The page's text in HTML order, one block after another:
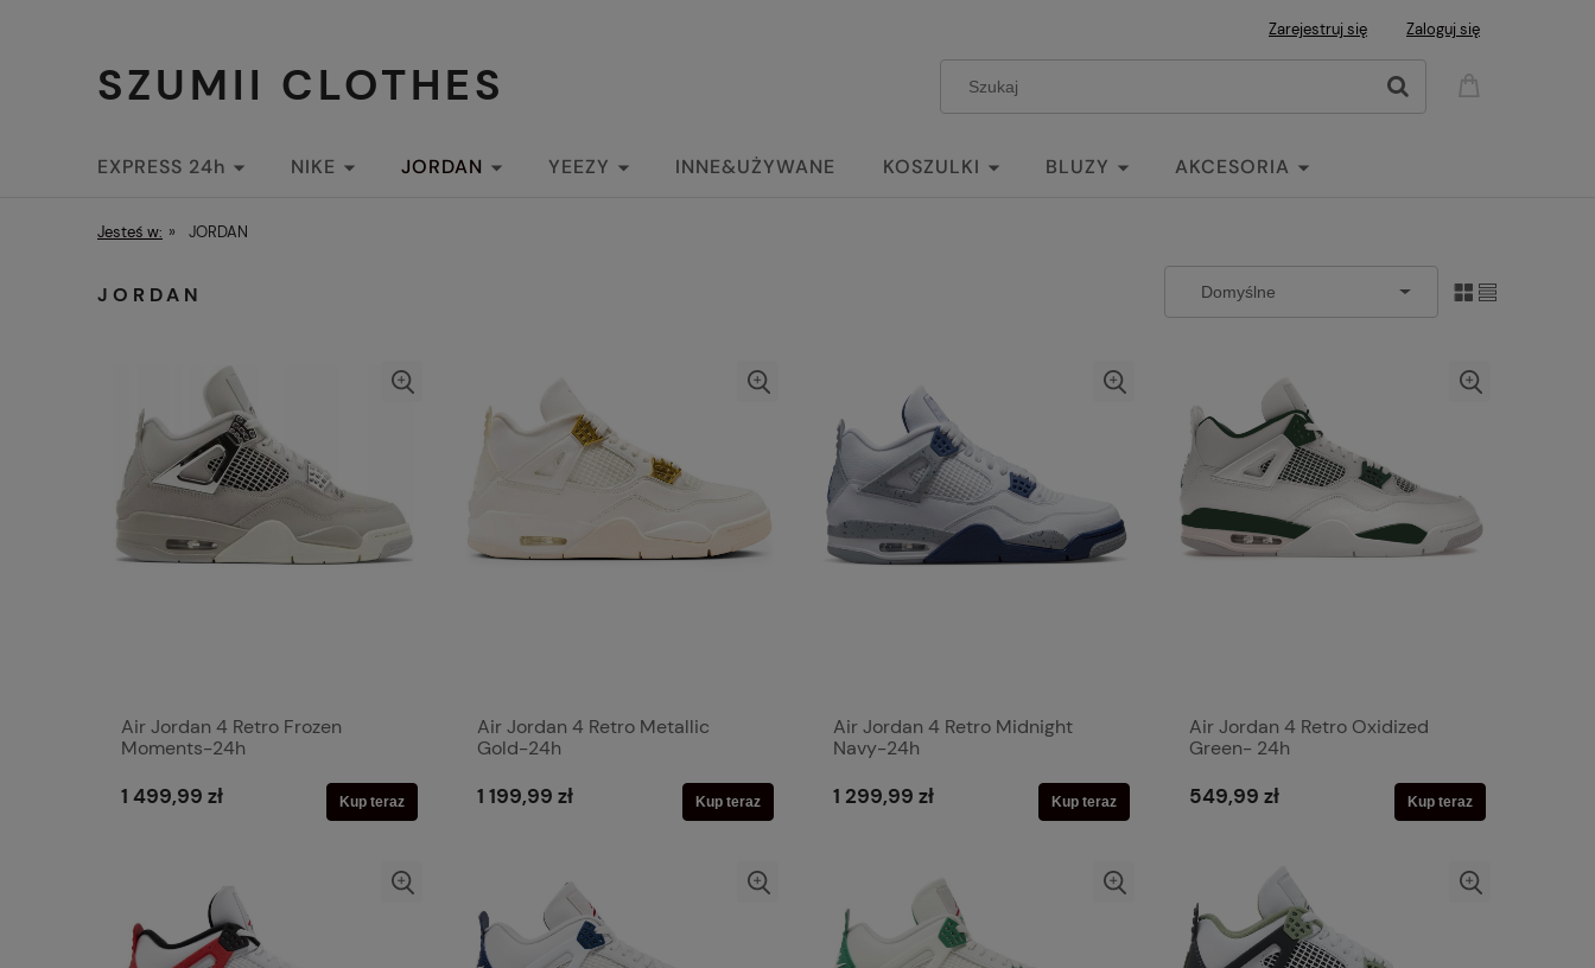
Zarejestruj się Zaloguj się
SZUMII CLOTHES
EXPRESS 24h NIKE JORDAN YEEZY INNE&UŻYWANE KOSZULKI BLUZY AKCESORIA
STREETWEAR
Jesteś w: » JORDAN
JORDAN
Air Jordan 4 Retro Frozen
Moments-24h
1 499,99 zł Kup teraz
Air Jordan 4 Retro Metallic
Gold-24h
1 199,99 zł Kup teraz
Air Jordan 4 Retro Midnight
Navy-24h
1 299,99 zł Kup teraz
Air Jordan 4 Retro Oxidized
Green- 24h
549,99 zł Kup teraz